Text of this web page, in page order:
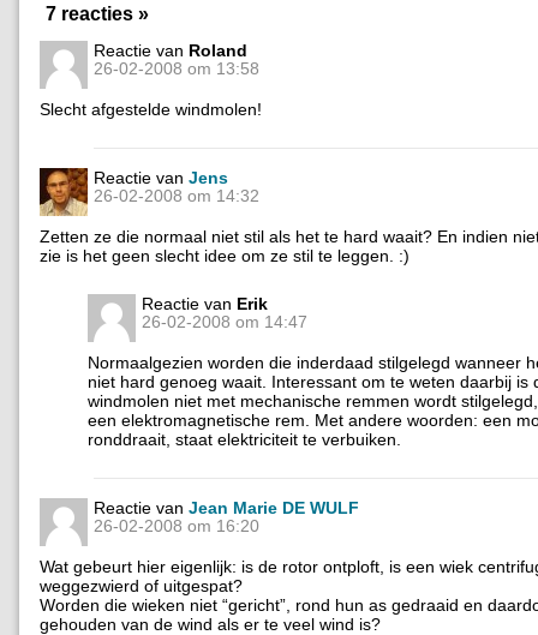
7 reacties »
Reactie van Roland
26-02-2008 om 13:58
Slecht afgestelde windmolen!
Reactie van Jens
26-02-2008 om 14:32
Zetten ze die normaal niet stil als het te hard waait? En indien
zie is het geen slecht idee om ze stil te leggen. :)
Reactie van Erik
26-02-2008 om 14:47
Normaalgezien worden die inderdaad stilgelegd wanneer
niet hard genoeg waait. Interessant om te weten daarbij is
windmolen niet met mechanische remmen wordt
een elektromagnetische rem. Met andere woorden: een
ronddraait, staat elektriciteit te verbuiken.
Reactie van Jean Marie DE WULF
26-02-2008 om 16:20
Wat gebeurt hier eigenlijk: is de rotor ontploft, is een wiek
weggezwierd of uitgespat?
Worden die wieken niet “gericht”, rond hun as gedraaid en
gehouden van de wind als er te veel wind is?